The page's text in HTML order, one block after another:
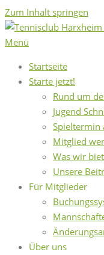
Zum Inhalt springen
Menü
Startseite
Starte jetzt!
Rund um
Jugend
Spieltermin
Mitglied
Was wir
Unsere
Für Mitglieder
Über uns